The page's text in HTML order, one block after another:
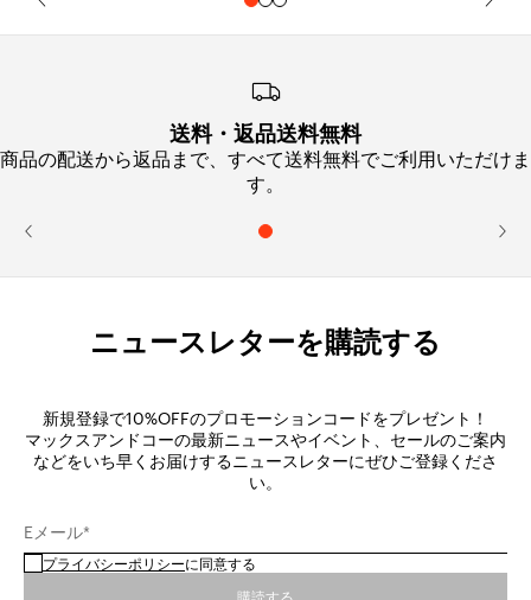
送料・返品送料無料
商品の配送から返品まで、すべて送料無料でご利用いただけま
す。
ニュースレターを購読する
新規登録で10%OFFのプロモーションコードをプレゼント！
マックスアンドコーの最新ニュースやイベント、セールのご案内
などをいち早くお届けするニュースレターにぜひご登録くださ
い。
Eメール*
プライバシーポリシーに同意する
購読する